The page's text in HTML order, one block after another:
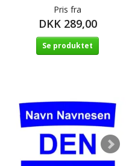
Pris fra
DKK 289,00
Se produktet